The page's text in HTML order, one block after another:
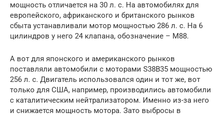
мощность отличается на 30 л. с. На автомобилях для
европейского, африканского и британского рынков
сбыта устанавливали мотор мощностью 286 л. с. На 6
цилиндров у него 24 клапана, обозначение – М88.
А вот для японского и американского рынков
поставляли автомобили с моторами S38B35 мощностью
256 л. с. Двигатель использовался один и тот же, вот
только для США, например, производились автомобили
с каталитическим нейтрализатором. Именно из-за него
и снижается мощность мотора. Зато выбросы в